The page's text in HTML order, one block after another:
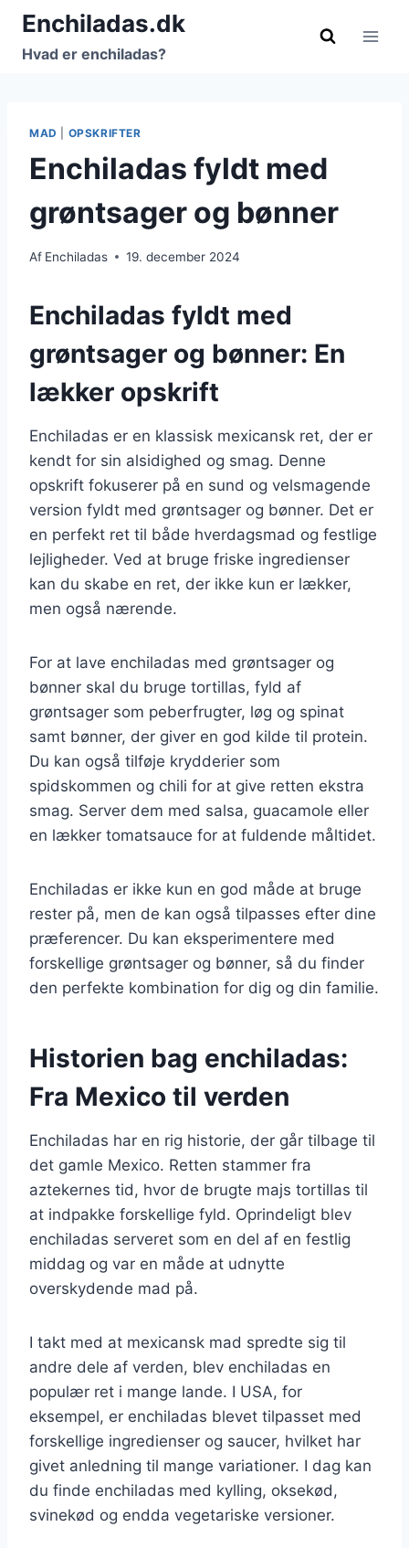
Fortsæt
indhold
Enchiladas.dk
Hvad er enchiladas?
MAD OPSKRIFTER
Enchiladas fyldt med
grøntsager og bønner
Af Enchiladas 19. december 2024
Enchiladas fyldt med
grøntsager og bønner: En
lækker opskrift
Enchiladas er en klassisk mexicansk ret, der er
kendt for sin alsidighed og smag. Denne
opskrift fokuserer på en sund og velsmagende
version fyldt med grøntsager og bønner. Det er
en perfekt ret til både hverdagsmad og festlige
lejligheder. Ved at bruge friske ingredienser
kan du skabe en ret, der ikke kun er lækker,
men også nærende.
For at lave enchiladas med grøntsager og
bønner skal du bruge tortillas, fyld af
grøntsager som peberfrugter, løg og spinat
samt bønner, der giver en god kilde til protein.
Du kan også tilføje krydderier som
spidskommen og chili for at give retten ekstra
smag. Server dem med salsa, guacamole eller
en lækker tomatsauce for at fuldende måltidet.
Enchiladas er ikke kun en god måde at bruge
rester på, men de kan også tilpasses efter dine
præferencer. Du kan eksperimentere med
forskellige grøntsager og bønner, så du finder
den perfekte kombination for dig og din familie.
Historien bag enchiladas:
Fra Mexico til verden
Enchiladas har en rig historie, der går tilbage til
det gamle Mexico. Retten stammer fra
aztekernes tid, hvor de brugte majs tortillas til
at indpakke forskellige fyld. Oprindeligt blev
enchiladas serveret som en del af en festlig
middag og var en måde at udnytte
overskydende mad på.
I takt med at mexicansk mad spredte sig til
andre dele af verden, blev enchiladas en
populær ret i mange lande. I USA, for
eksempel, er enchiladas blevet tilpasset med
forskellige ingredienser og saucer, hvilket har
givet anledning til mange variationer. I dag kan
du finde enchiladas med kylling, oksekød,
svinekød og endda vegetariske versioner.